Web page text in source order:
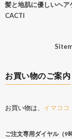
髪と地肌に優しいヘ
CACTI
お買い物のご案内
お買い物は、 イマココ
ご注文専用ダイヤル（9